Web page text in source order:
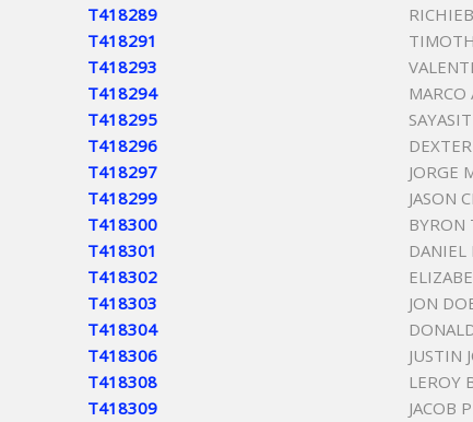
T418289
T418291
T418293
T418294
T418295
T418296
T418297
JORGE
T418299
JASON
T418300
BYRON
T418301
DANIEL
T418302
T418303
JON
T418304
T418306
JUSTIN
T418308
LEROY
T418309
JACOB